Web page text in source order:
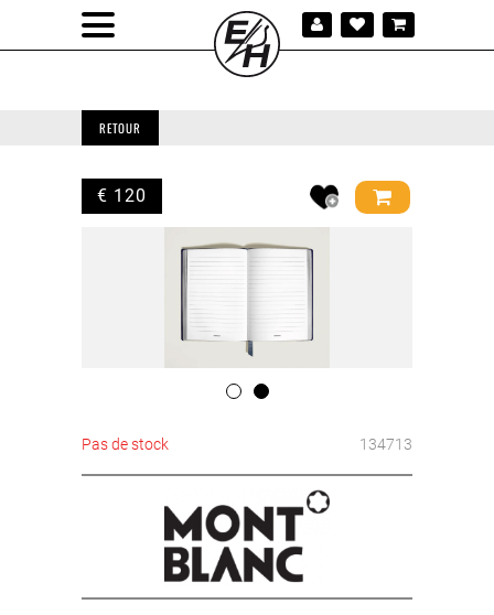
RETOUR
€ 120
Pas de stock 134713